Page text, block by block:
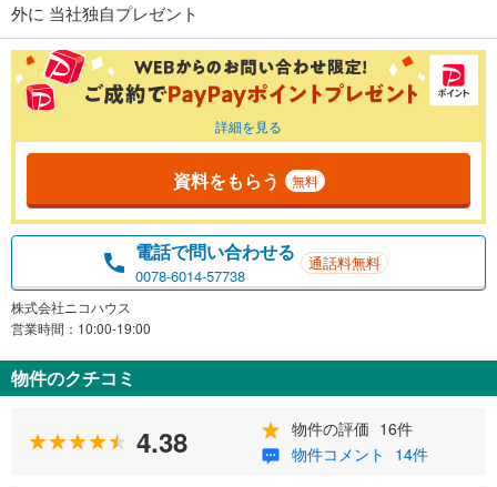
外に 当社独自プレゼント
詳細を見る
資料をもらう 無料
電話で問い合わせる
0078-6014-57738
通話料無料
株式会社ニコハウス
営業時間：10:00-19:00
物件のクチコミ
4.38 物件の評価 16件
物件コメント
14件